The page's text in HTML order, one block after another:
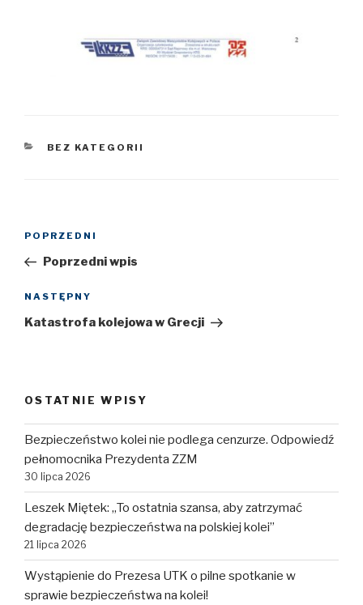
KATEGORIE
BEZ KATEGORII
Nawigacja
Poprzedni
wpis
POPRZEDNI
Poprzedni wpis
Następny
wpis
NASTĘPNY
Katastrofa kolejowa w Grecji
OSTATNIE WPISY
Bezpieczeństwo kolei nie podlega cenzurze. Odpowiedź
pełnomocnika Prezydenta ZZM
30 lipca 2026
Leszek Miętek: „To ostatnia szansa, aby zatrzymać
degradację bezpieczeństwa na polskiej kolei”
21 lipca 2026
Wystąpienie do Prezesa UTK o pilne spotkanie w
sprawie bezpieczeństwa na kolei!